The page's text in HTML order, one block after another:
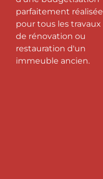
parfaitement réalisée
pour tous les travaux
de rénovation ou
restauration d'un
immeuble ancien.